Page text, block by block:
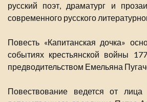
русский поэт, драматург и
современного русского
Повесть «Капитанская дочка»
событиях крестьянской войны
предводительством Емельяна
Повествование ведется от